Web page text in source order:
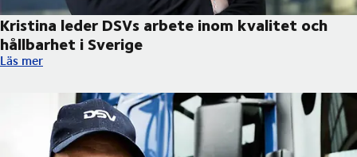
Kristina leder DSVs arbete inom kvalitet och
hållbarhet i Sverige
Kristina leder DSVs arbete inom kvalitet och hållbarhet i
Läs mer